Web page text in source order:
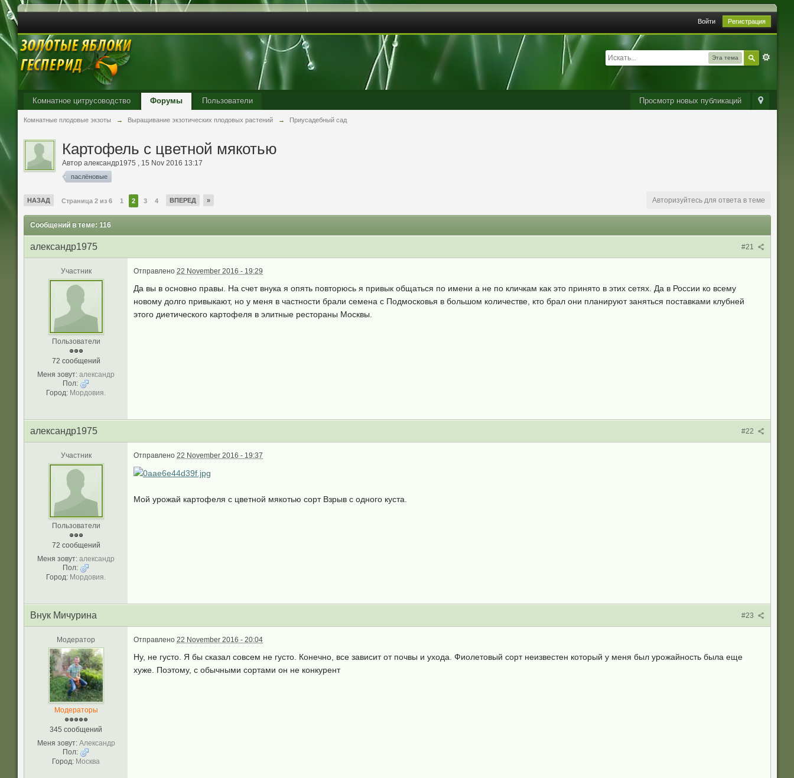
Войти Регистрация
Эта тема
Просмотр новых публикаций
Комнатное цитрусоводство Форумы Пользователи
Комнатные плодовые экзоты → Выращивание экзотических плодовых растений → Приусадебный сад
Картофель с цветной мякотью
Автор александр1975 , 15 Nov 2016 13:17
паслёновые
НАЗАД Страница 2 из 6 1 2 3 4 ВПЕРЕД » Авторизуйтесь для ответа в теме
Сообщений в теме: 116
#21
александр1975
Участник
Пользователи
72 сообщений
Меня зовут: александр
Пол:
Город: Мордовия.
Отправлено 22 November 2016 - 19:29
Да вы в основно правы. На счет внука я опять повторюсь я привык общаться по имени а не по кличкам как это принято в этих сетях. Да в России ко всему
новому долго привыкают, но у меня в частности брали семена с Подмосковья в большом количестве, кто брал они планируют заняться поставками клубней
этого диетического картофеля в элитные рестораны Москвы.
#22
александр1975
Участник
Пользователи
72 сообщений
Меня зовут: александр
Пол:
Город: Мордовия.
Отправлено 22 November 2016 - 19:37
Мой урожай картофеля с цветной мякотью сорт Взрыв с одного куста.
#23
Внук Мичурина
Модератор
Модераторы
345 сообщений
Меня зовут: Александр
Пол:
Город: Москва
Отправлено 22 November 2016 - 20:04
Ну, не густо. Я бы сказал совсем не густо. Конечно, все зависит от почвы и ухода. Фиолетовый сорт неизвестен который у меня был урожайность была еще
хуже. Поэтому, с обычными сортами он не конкурент